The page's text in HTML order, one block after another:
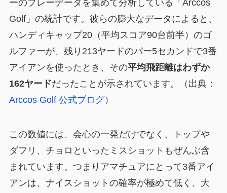
ーのプレーデータを集めて分析している「Arccos
Golf」の統計です。彼らの膨大なデータによると、
ハンディキャップ20（平均スコア90台前半）のゴ
ルファーが、残り213ヤードのパー5セカンドで3番
アイアンを使ったとき、その平均飛距離はわずか
162ヤードだったことが示されています。（出典：
Arccos Golf 公式ブログ）
この数値には、会心の一発だけでなく、トップや
ダフリ、チョロといったミスショットもぜんぶ含
まれています。つまりアマチュアにとって3番アイ
アンは、ナイスショットの確率が極めて低く、大